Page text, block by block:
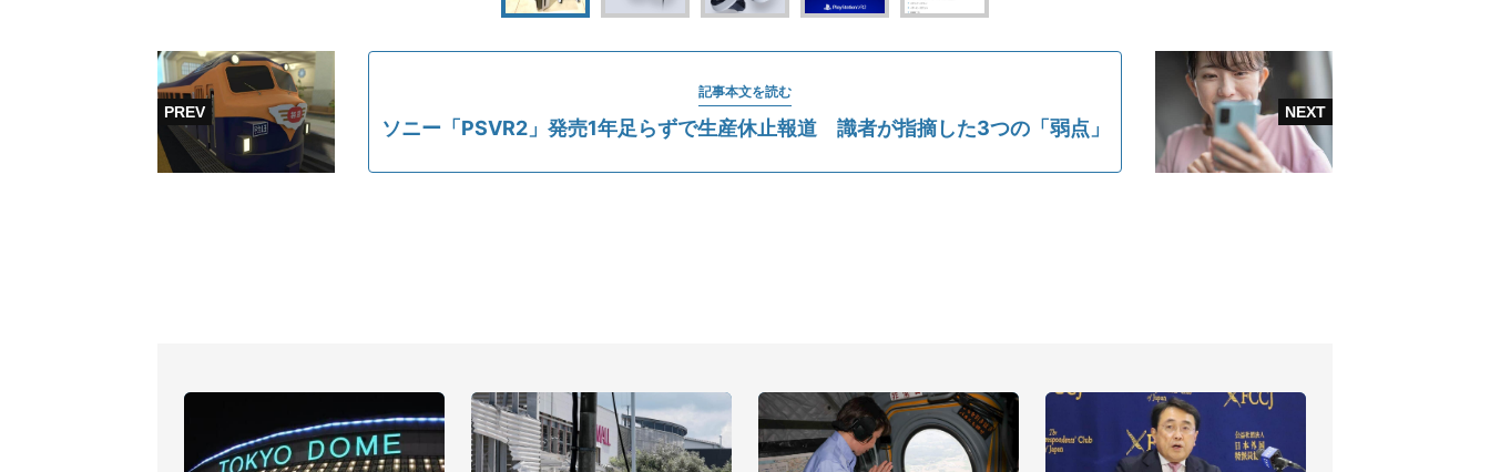
記事本文を読む
ソニー「PSVR2」発売1年足らずで生産休止報道 識者が指摘した3つの「弱点」